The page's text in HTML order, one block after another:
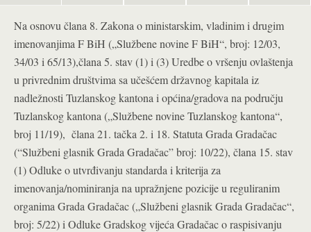
Na osnovu člana 8. Zakona o ministarskim, vladinim i drugim
imenovanjima F BiH („Službene novine F BiH“, broj: 12/03,
34/03 i 65/13),člana 5. stav (1) i (3) Uredbe o vršenju ovlaštenja
u privrednim društvima sa učešćem državnog kapitala iz
nadležnosti Tuzlanskog kantona i općina/gradova na području
Tuzlanskog kantona („Službene novine Tuzlanskog kantona“,
broj 11/19), člana 21. tačka 2. i 18. Statuta Grada Gradačac
(“Službeni glasnik Grada Gradačac” broj: 10/22), člana 15. stav
(1) Odluke o utvrđivanju standarda i kriterija za
imenovanja/nominiranja na upražnjene pozicije u reguliranim
organima Grada Gradačac („Službeni glasnik Grada Gradačac“,
broj: 5/22) i Odluke Gradskog vijeća Gradačac o raspisivanju